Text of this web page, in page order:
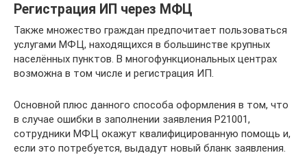
Регистрация ИП через МФЦ
Также множество граждан предпочитает пользоваться
услугами МФЦ, находящихся в большинстве крупных
населённых пунктов. В многофункциональных центрах
возможна в том числе и регистрация ИП.
Основной плюс данного способа оформления в том, что
в случае ошибки в заполнении заявления Р21001,
сотрудники МФЦ окажут квалифицированную помощь и,
если это потребуется, выдадут новый бланк заявления.